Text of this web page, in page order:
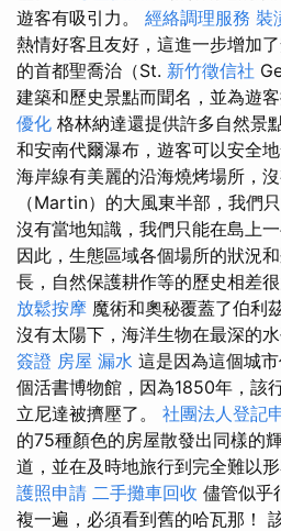
遊客有吸引力。 經絡調理服務 裝
熱情好客且友好，這進一步增加了
的首都聖喬治（St. 新竹徵信社
建築和歷史景點而聞名，並為遊
優化 格林納達還提供許多自然景
和安南代爾瀑布，遊客可以安全
海岸線有美麗的沿海燒烤場所，
（Martin）的大風東半部，我們
沒有當地知識，我們只能在島上一
因此，生態區域各個場所的狀況
長，自然保護耕作等的歷史相差很
放鬆按摩 魔術和奧秘覆蓋了伯利
沒有太陽下，海洋生物在最深的
簽證 房屋 漏水 這是因為這個城
個活書博物館，因為1850年，該
立尼達被擠壓了。 社團法人登記
的75種顏色的房屋散發出同樣的
道，並在及時地旅行到完全難以
護照申請 二手攤車回收 儘管似乎
複一遍，必須看到舊的哈瓦那！